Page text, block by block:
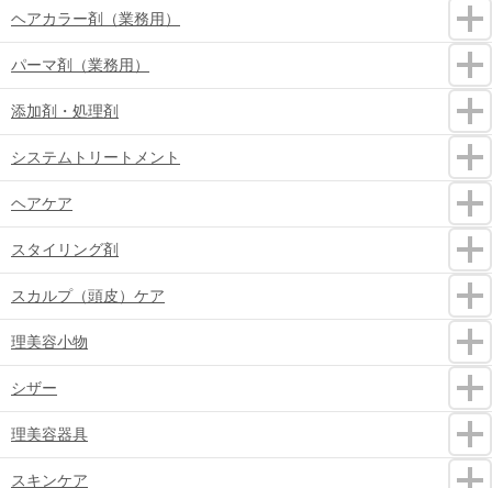
ヘアカラー剤（業務用）
パーマ剤（業務用）
添加剤・処理剤
システムトリートメント
ヘアケア
スタイリング剤
スカルプ（頭皮）ケア
理美容小物
シザー
理美容器具
スキンケア